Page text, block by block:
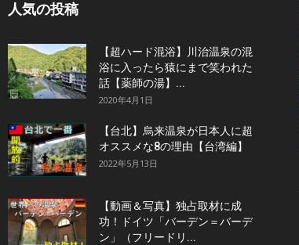
人気の投稿
【超ハード混浴】川治温泉の混
浴に入ったら猿にまで笑われた
話【薬師の湯】...
2020年4月1日
【台北】烏来温泉が日本人に超
オススメな8の理由【台湾編】
2022年5月13日
【動画＆写真】独占取材に成
功！ドイツ「バーデン＝バーデ
ン」（フリードリ...